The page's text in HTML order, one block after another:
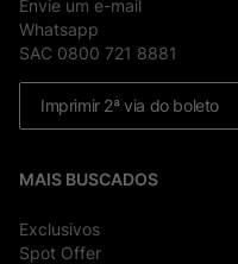
Envie um e-mail
Whatsapp
SAC 0800 721 8881
Imprimir 2ª via do boleto
MAIS BUSCADOS
Exclusivos
Spot Offer